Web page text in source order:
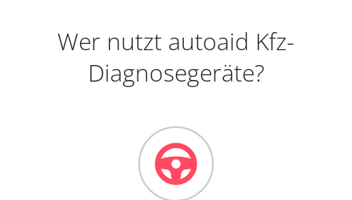
Wer nutzt autoaid Kfz-
Diagnosegeräte?